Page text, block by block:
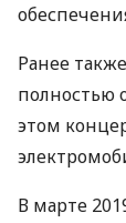
Ранее
полностью
этом
В марте